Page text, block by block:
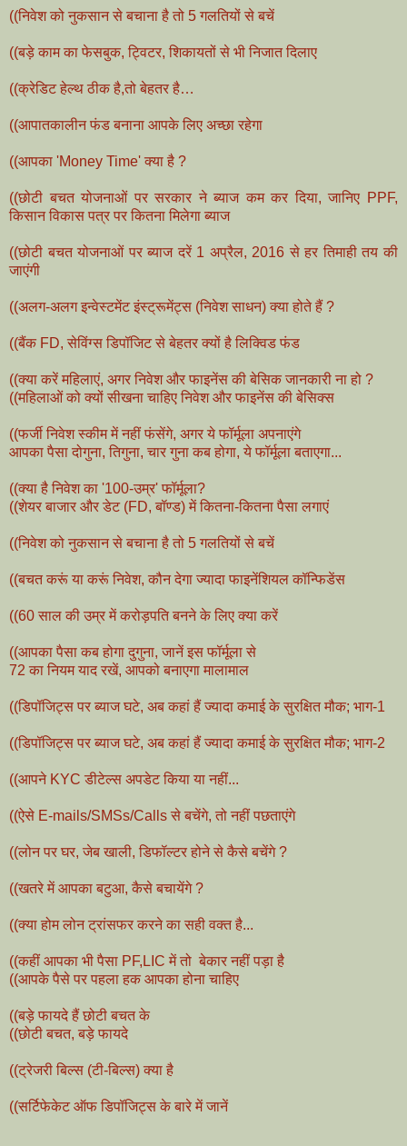
((निवेश को नुकसान से बचाना है तो 5 गलतियों से बचें
((बड़े काम का फेसबुक, ट्विटर, शिकायतों से भी निजात दिलाए
((क्रेडिट हेल्थ ठीक है,तो बेहतर है…
((आपातकालीन फंड बनाना आपके लिए अच्छा रहेगा
((आपका 'Money Time' क्या है ?
((छोटी बचत योजनाओं पर सरकार ने ब्याज कम कर दिया, जानिए PPF,
किसान विकास पत्र पर कितना मिलेगा ब्याज
((छोटी बचत योजनाओं पर ब्याज दरें 1 अप्रैल, 2016 से हर तिमाही तय की
जाएंगी
((अलग-अलग इन्वेस्टमेंट इंस्ट्रूमेंट्स (निवेश साधन) क्या होते हैं ?
((बैंक FD, सेविंग्स डिपॉजिट से बेहतर क्यों है लिक्विड फंड
((क्या करें महिलाएं, अगर निवेश और फाइनेंस की बेसिक जानकारी ना हो ?
((महिलाओं को क्यों सीखना चाहिए निवेश और फाइनेंस की बेसिक्स
((फर्जी निवेश स्कीम में नहीं फंसेंगे, अगर ये फॉर्मूला अपनाएंगे
आपका पैसा दोगुना, तिगुना, चार गुना कब होगा, ये फॉर्मूला बताएगा...
((क्या है निवेश का '100-उम्र' फॉर्मूला?
((शेयर बाजार और डेट (FD, बॉण्ड) में कितना-कितना पैसा लगाएं
((निवेश को नुकसान से बचाना है तो 5 गलतियों से बचें
((बचत करूं या करूं निवेश, कौन देगा ज्यादा फाइनेंशियल कॉन्फिडेंस
((60 साल की उम्र में करोड़पति बनने के लिए क्या करें
((आपका पैसा कब होगा दुगुना, जानें इस फॉर्मूला से
72 का नियम याद रखें, आपको बनाएगा मालामाल
((डिपॉजिट्स पर ब्याज घटे, अब कहां हैं ज्यादा कमाई के सुरक्षित मौक; भाग-1
((डिपॉजिट्स पर ब्याज घटे, अब कहां हैं ज्यादा कमाई के सुरक्षित मौक; भाग-2
((आपने KYC डीटेल्स अपडेट किया या नहीं...
((ऐसे E-mails/SMSs/Calls से बचेंगे, तो नहीं पछताएंगे
((लोन पर घर, जेब खाली, डिफॉल्टर होने से कैसे बचेंगे ?
((खतरे में आपका बटुआ, कैसे बचायेंगे ?
((क्या होम लोन ट्रांसफर करने का सही वक्त है...
((कहीं आपका भी पैसा PF,LIC में तो बेकार नहीं पड़ा है
((आपके पैसे पर पहला हक आपका होना चाहिए
((बड़े फायदे हैं छोटी बचत के
((छोटी बचत, बड़े फायदे
((ट्रेजरी बिल्स (टी-बिल्स) क्या है
((सर्टिफेकेट ऑफ डिपॉजिट्स के बारे में जानें